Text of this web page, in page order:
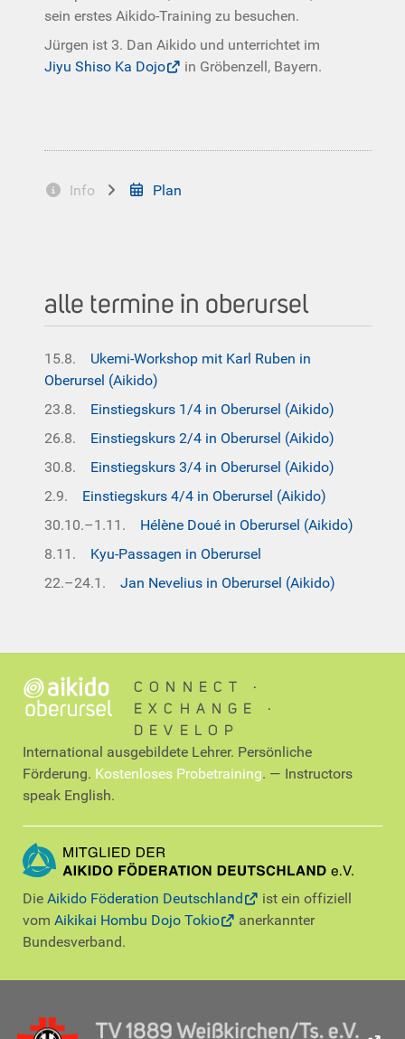
sein erstes Aikido-Training zu besuchen.
Jürgen ist 3. Dan Aikido und unterrichtet im
Jiyu Shiso Ka Dojo
in Gröbenzell, Bayern.
Info Plan
alle termine in oberursel
15.8. Ukemi-Workshop mit Karl Ruben in
Oberursel (Aikido)
23.8. Einstiegskurs 1/4 in Oberursel (Aikido)
26.8. Einstiegskurs 2/4 in Oberursel (Aikido)
30.8. Einstiegskurs 3/4 in Oberursel (Aikido)
2.9. Einstiegskurs 4/4 in Oberursel (Aikido)
30.10.–1.11. Hélène Doué in Oberursel (Aikido)
8.11. Kyu-Passagen in Oberursel
22.–24.1. Jan Nevelius in Oberursel (Aikido)
CONNECT ∙
EXCHANGE ∙
DEVELOP
International ausgebildete Lehrer. Persönliche
Förderung. Kostenloses Probetraining. — Instructors
speak English.
Die Aikido Föderation Deutschland
ist ein offiziell
vom Aikikai Hombu Dojo Tokio
anerkannter
Bundesverband.